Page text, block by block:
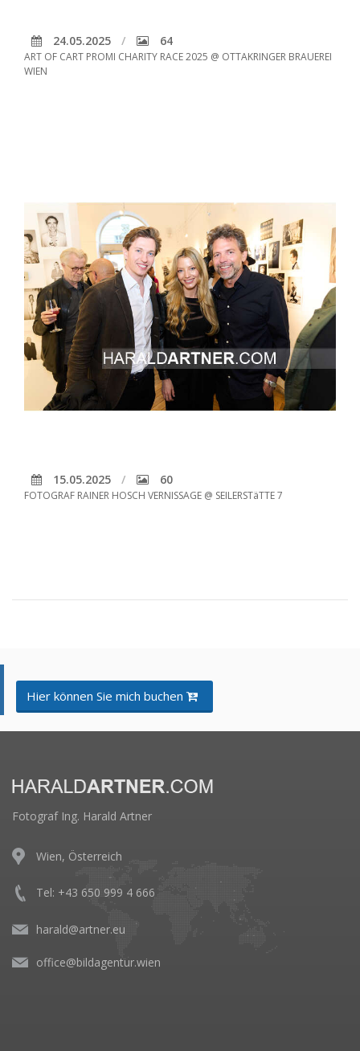
24.05.2025 64
ART OF CART PROMI CHARITY RACE 2025 @ OTTAKRINGER BRAUEREI
WIEN
15.05.2025 60
FOTOGRAF RAINER HOSCH VERNISSAGE @ SEILERSTäTTE 7
Hier können Sie mich buchen
Fotograf Ing. Harald Artner
Wien, Österreich
Tel: +43 650 999 4 666
harald@artner.eu
office@bildagentur.wien